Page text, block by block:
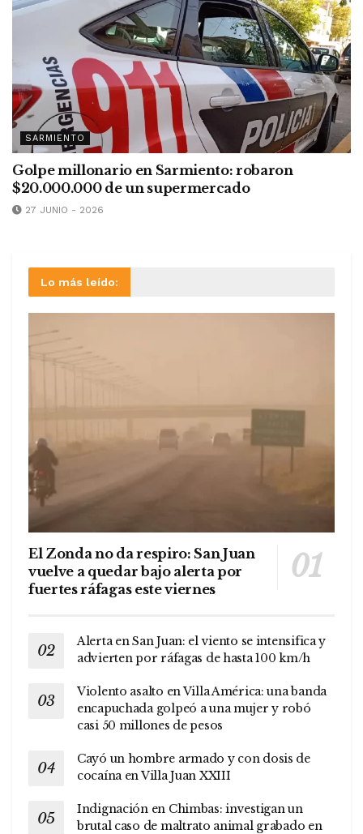
SARMIENTO
Golpe millonario en Sarmiento: robaron
$20.000.000 de un supermercado
27 JUNIO - 2026
Lo más leído:
El Zonda no da respiro: San Juan
vuelve a quedar bajo alerta por
fuertes ráfagas este viernes
Alerta en San Juan: el viento se intensifica y
advierten por ráfagas de hasta 100 km/h
Violento asalto en Villa América: una banda
encapuchada golpeó a una mujer y robó
casi 50 millones de pesos
Cayó un hombre armado y con dosis de
cocaína en Villa Juan XXIII
Indignación en Chimbas: investigan un
brutal caso de maltrato animal grabado en